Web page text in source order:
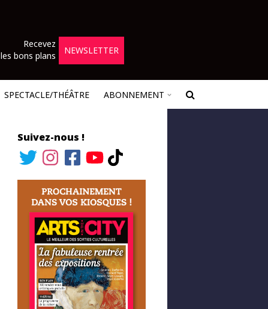
Recevez
les bons plans
NEWSLETTER
SPECTACLE/THÉÂTRE ABONNEMENT
Suivez-nous !